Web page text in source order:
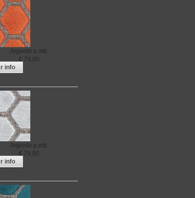
Argento p.mtr.
€ 79,00
info
Argento p.mtr.
€ 79,00
info